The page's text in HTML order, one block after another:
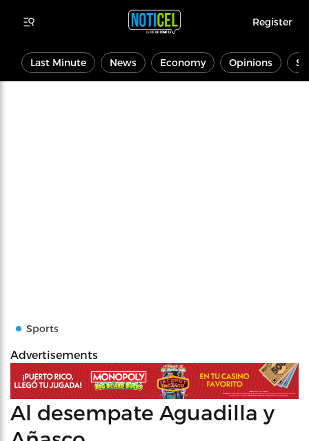
Register
Last Minute News Economy Opinions
Sports
Advertisements
Al desempate Aguadilla y